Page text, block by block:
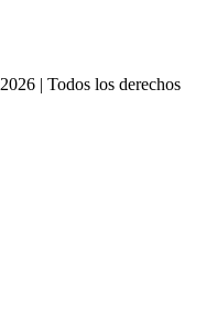
2026 |Todos los derechos